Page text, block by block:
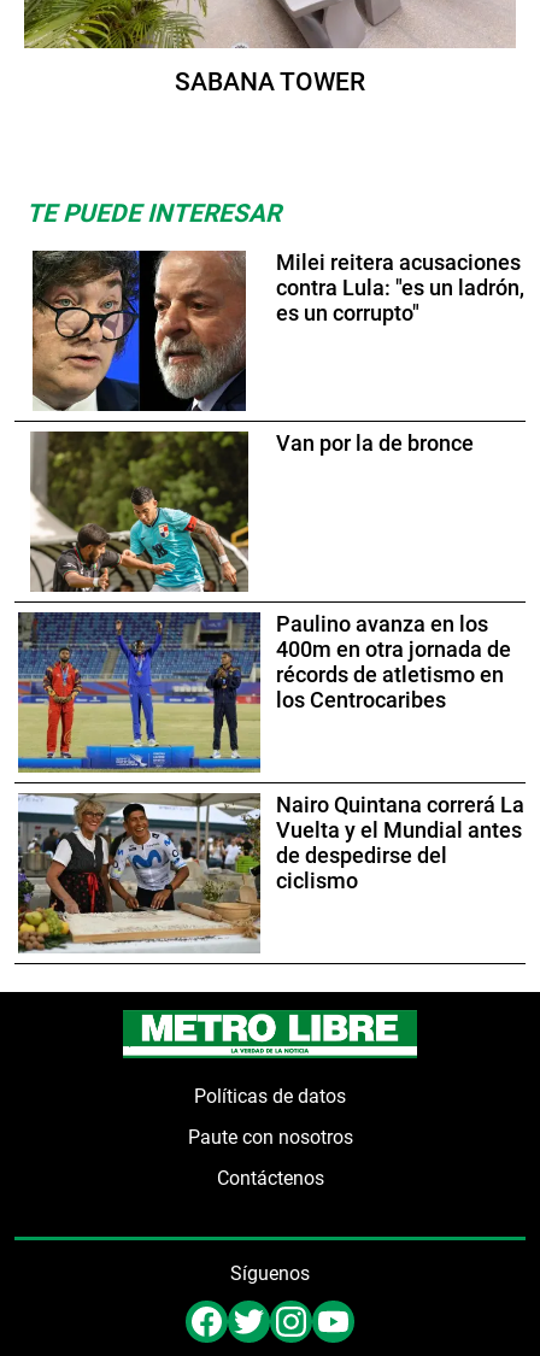
SABANA TOWER
TE PUEDE INTERESAR
Milei reitera acusaciones
contra Lula: "es un ladrón,
es un corrupto"
Van por la de bronce
Paulino avanza en los
400m en otra jornada de
récords de atletismo en
los Centrocaribes
Nairo Quintana correrá La
Vuelta y el Mundial antes
de despedirse del
ciclismo
Políticas de datos
Paute con nosotros
Contáctenos
Síguenos